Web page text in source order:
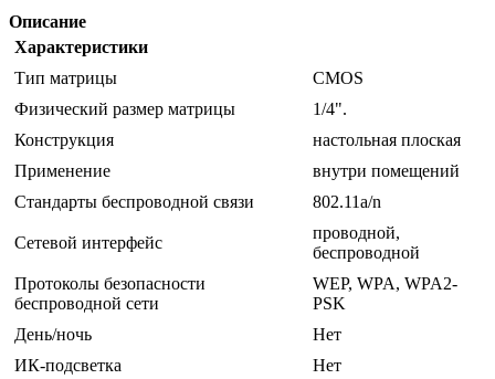
Описание
Характеристики
Тип матрицы
CMOS
Физический размер матрицы
1/4".
Конструкция
настольная плоская
Применение
внутри помещений
Стандарты беспроводной связи
802.11a/n
Сетевой интерфейс
проводной,
беспроводной
Протоколы безопасности
беспроводной сети
WEP, WPA, WPA2-
PSK
День/ночь
Нет
ИК-подсветка
Нет